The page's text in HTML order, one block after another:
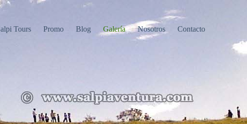
Tours Promo Blog Galería Nosotros Contacto